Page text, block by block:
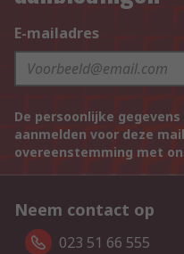
E-mailadres
De persoonlijke
aanmelden voor deze
overeenstemming met
Neem contact op
023 51 66 555